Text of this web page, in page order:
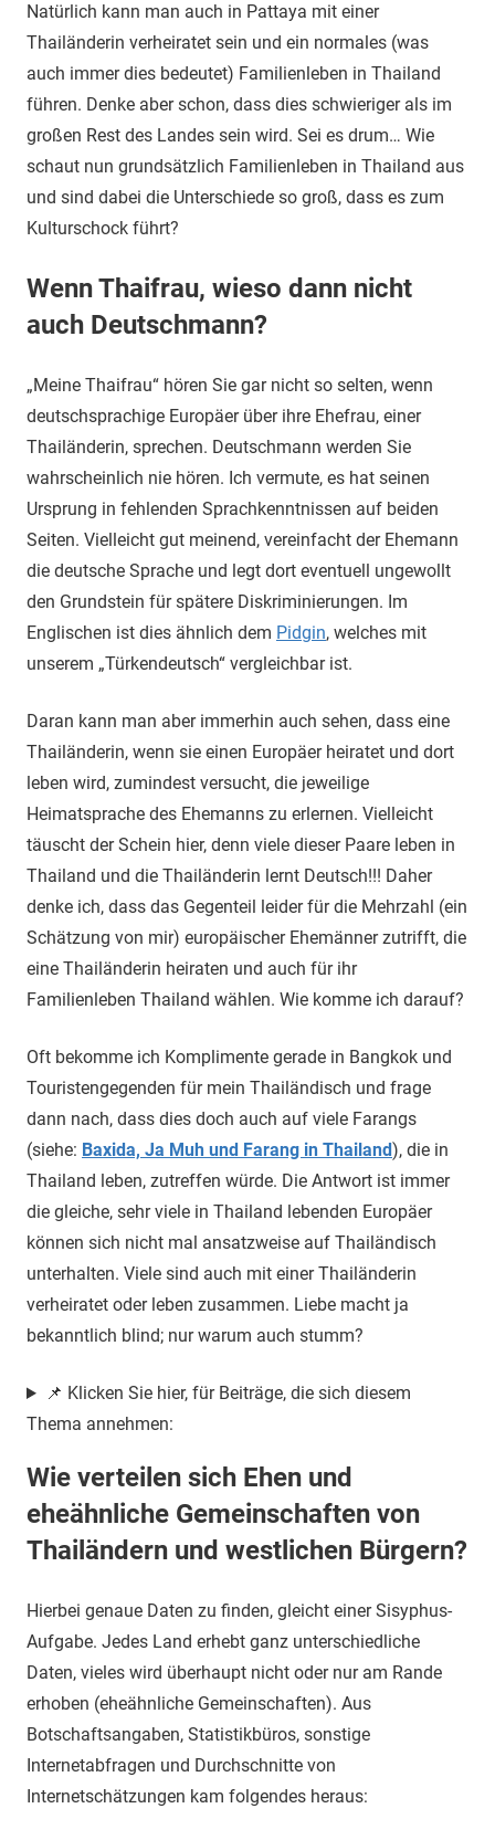
Natürlich kann man auch in Pattaya mit einer
Thailänderin verheiratet sein und ein normales (was
auch immer dies bedeutet) Familienleben in Thailand
führen. Denke aber schon, dass dies schwieriger als im
großen Rest des Landes sein wird. Sei es drum… Wie
schaut nun grundsätzlich Familienleben in Thailand aus
und sind dabei die Unterschiede so groß, dass es zum
Kulturschock führt?
Wenn Thaifrau, wieso dann nicht
auch Deutschmann?
„Meine Thaifrau“ hören Sie gar nicht so selten, wenn
deutschsprachige Europäer über ihre Ehefrau, einer
Thailänderin, sprechen. Deutschmann werden Sie
wahrscheinlich nie hören. Ich vermute, es hat seinen
Ursprung in fehlenden Sprachkenntnissen auf beiden
Seiten. Vielleicht gut meinend, vereinfacht der Ehemann
die deutsche Sprache und legt dort eventuell ungewollt
den Grundstein für spätere Diskriminierungen. Im
Englischen ist dies ähnlich dem Pidgin, welches mit
unserem „Türkendeutsch“ vergleichbar ist.
Daran kann man aber immerhin auch sehen, dass eine
Thailänderin, wenn sie einen Europäer heiratet und dort
leben wird, zumindest versucht, die jeweilige
Heimatsprache des Ehemanns zu erlernen. Vielleicht
täuscht der Schein hier, denn viele dieser Paare leben in
Thailand und die Thailänderin lernt Deutsch!!! Daher
denke ich, dass das Gegenteil leider für die Mehrzahl (ein
Schätzung von mir) europäischer Ehemänner zutrifft, die
eine Thailänderin heiraten und auch für ihr
Familienleben Thailand wählen. Wie komme ich darauf?
Oft bekomme ich Komplimente gerade in Bangkok und
Touristengegenden für mein Thailändisch und frage
dann nach, dass dies doch auch auf viele Farangs
(siehe: Baxida, Ja Muh und Farang in Thailand), die in
Thailand leben, zutreffen würde. Die Antwort ist immer
die gleiche, sehr viele in Thailand lebenden Europäer
können sich nicht mal ansatzweise auf Thailändisch
unterhalten. Viele sind auch mit einer Thailänderin
verheiratet oder leben zusammen. Liebe macht ja
bekanntlich blind; nur warum auch stumm?
📌 Klicken Sie hier, für Beiträge, die sich diesem
Thema annehmen:
Wie verteilen sich Ehen und
eheähnliche Gemeinschaften von
Thailändern und westlichen Bürgern?
Hierbei genaue Daten zu finden, gleicht einer Sisyphus-
Aufgabe. Jedes Land erhebt ganz unterschiedliche
Daten, vieles wird überhaupt nicht oder nur am Rande
erhoben (eheähnliche Gemeinschaften). Aus
Botschaftsangaben, Statistikbüros, sonstige
Internetabfragen und Durchschnitte von
Internetschätzungen kam folgendes heraus: